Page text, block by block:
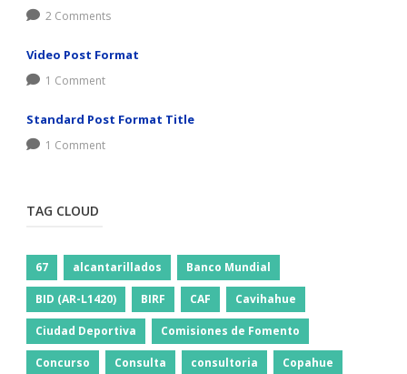
2 Comments
Video Post Format
1 Comment
Standard Post Format Title
1 Comment
TAG CLOUD
67 alcantarillados Banco Mundial
BID (AR-L1420) BIRF CAF Cavihahue
Ciudad Deportiva Comisiones de Fomento
Concurso Consulta consultoria Copahue